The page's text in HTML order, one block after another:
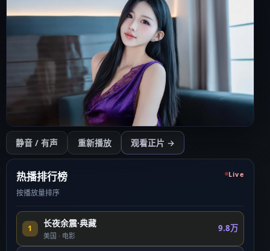
开始播放
点击后开始（需用户操作以符合浏览器策略）
静音 / 有声 重新播放 观看正片 →
热播排行榜
按播放量排序
Live
1
长夜余震·典藏
美国 · 电影
9.8万